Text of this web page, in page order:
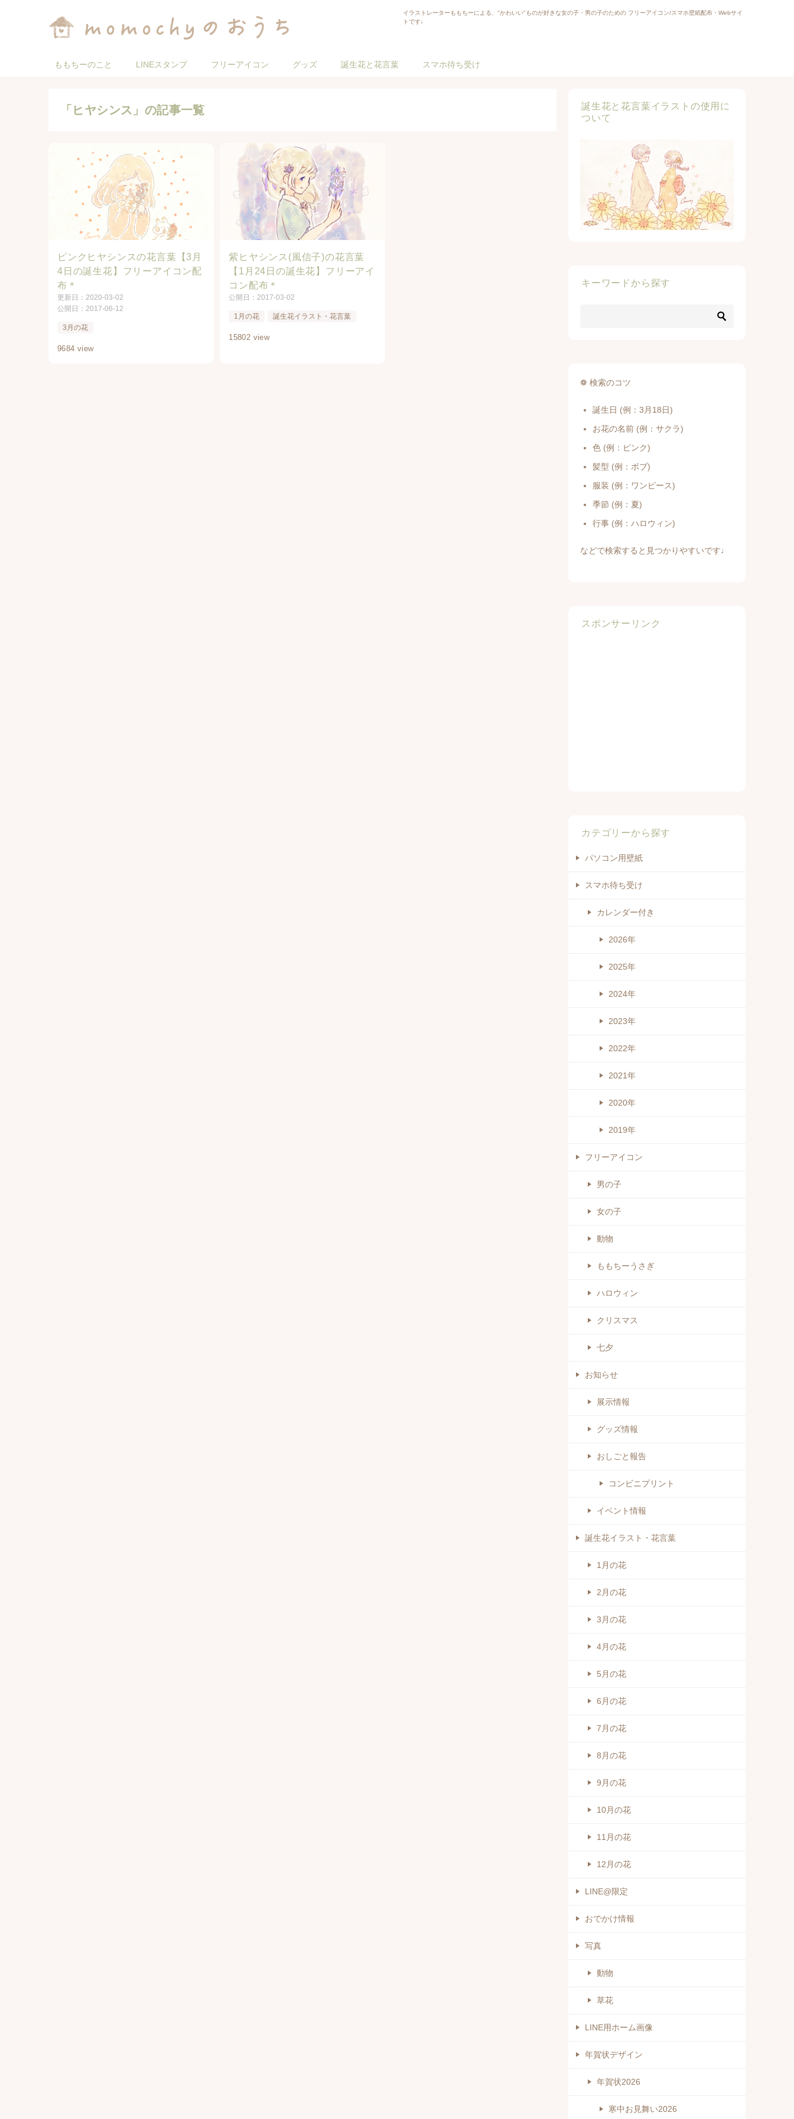
イラストレーターももちーによる、"かわいい"ものが好きな女の子・男の子のための フリーアイコン/スマホ壁紙配布・Webサイ
トです♩
ももちーのこと LINEスタンプ フリーアイコン グッズ 誕生花と花言葉 スマホ待ち受け
「ヒヤシンス」の記事一覧
ピンクヒヤシンスの花言葉【3月
4日の誕生花】フリーアイコン配
布＊
更新日： 2020-03-02
公開日： 2017-06-12
3月の花
9684 view
紫ヒヤシンス(風信子)の花言葉
【1月24日の誕生花】フリーアイ
コン配布＊
公開日：2017-03-02
1月の花 誕生花イラスト・花言葉
15802 view
誕生花と花言葉イラストの使用に
ついて
キーワードから探す
❁ 検索のコツ
誕生日 (例：3月18日)
お花の名前 (例：サクラ)
色 (例：ピンク)
髪型 (例：ボブ)
服装 (例：ワンピース)
季節 (例：夏)
行事 (例：ハロウィン)
などで検索すると見つかりやすいです♩
スポンサーリンク
カテゴリーから探す
パソコン用壁紙
スマホ待ち受け
カレンダー付き
2026年
2025年
2024年
2023年
2022年
2021年
2020年
2019年
フリーアイコン
男の子
女の子
動物
ももちーうさぎ
ハロウィン
クリスマス
七夕
お知らせ
展示情報
グッズ情報
おしごと報告
コンビニプリント
イベント情報
誕生花イラスト・花言葉
1月の花
2月の花
3月の花
4月の花
5月の花
6月の花
7月の花
8月の花
9月の花
10月の花
11月の花
12月の花
LINE@限定
おでかけ情報
写真
動物
草花
LINE用ホーム画像
年賀状デザイン
年賀状2026
寒中お見舞い2026